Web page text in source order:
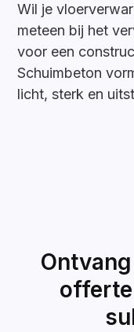
Wil je
meteen bij het
voor een
Schuimbeton
licht, sterk en